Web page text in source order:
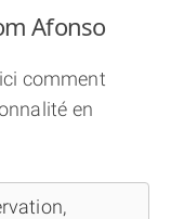
Afonso
comment
en